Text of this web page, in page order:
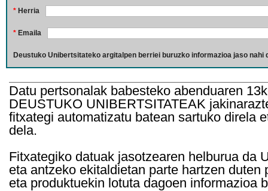
* Herria
* Emaila
Deustuko Unibertsitateko argitalpen berriei buruzko informazioa jaso nahi
Datu pertsonalak babesteko abenduaren
DEUSTUKO UNIBERTSITATEAK
fitxategi automatizatu batean sartuko direla
dela.
Fitxategiko datuak jasotzearen helburua da
eta antzeko ekitaldietan parte hartzen
eta produktuekin lotuta dagoen informazioa